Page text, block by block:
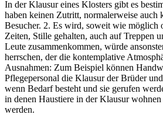
In der Klausur eines Klosters gibt es
haben keinen Zutritt, normalerweise auch
Besucher. 2. Es wird, soweit wie möglich
Zeiten, Stille gehalten, auch auf Treppen
Leute zusammenkommen, würde
herrschen, der die kontemplative
Ausnahmen: Zum Beispiel können
Pflegepersonal die Klausur der Brüder
wenn Bedarf besteht und sie gerufen
in denen Haustiere in der Klausur
werden.